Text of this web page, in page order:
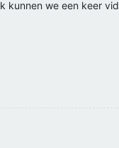
kunnen we een keer